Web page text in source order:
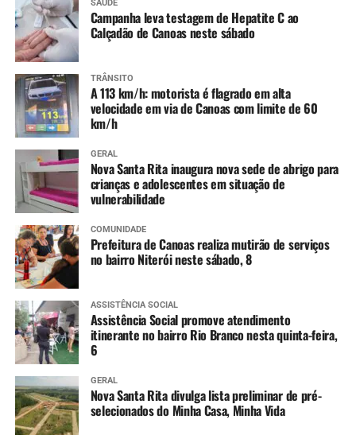
SAÚDE
Campanha leva testagem de Hepatite C ao
Calçadão de Canoas neste sábado
TRÂNSITO
A 113 km/h: motorista é flagrado em alta
velocidade em via de Canoas com limite de 60
km/h
GERAL
Nova Santa Rita inaugura nova sede de abrigo para
crianças e adolescentes em situação de
vulnerabilidade
COMUNIDADE
Prefeitura de Canoas realiza mutirão de serviços
no bairro Niterói neste sábado, 8
ASSISTÊNCIA SOCIAL
Assistência Social promove atendimento
itinerante no bairro Rio Branco nesta quinta-feira,
6
GERAL
Nova Santa Rita divulga lista preliminar de pré-
selecionados do Minha Casa, Minha Vida